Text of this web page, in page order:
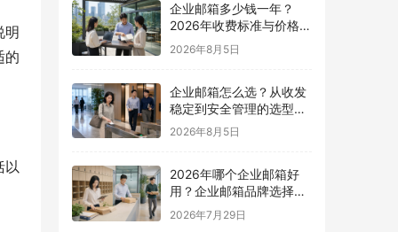
明
的
以
企业邮箱多少钱一年？
2026年收费标准与价格计
算指南
2026年8月5日
企业邮箱怎么选？从收发
稳定到安全管理的选型指
南
2026年8月5日
2026年哪个企业邮箱好
用？企业邮箱品牌选择指
南
2026年7月29日